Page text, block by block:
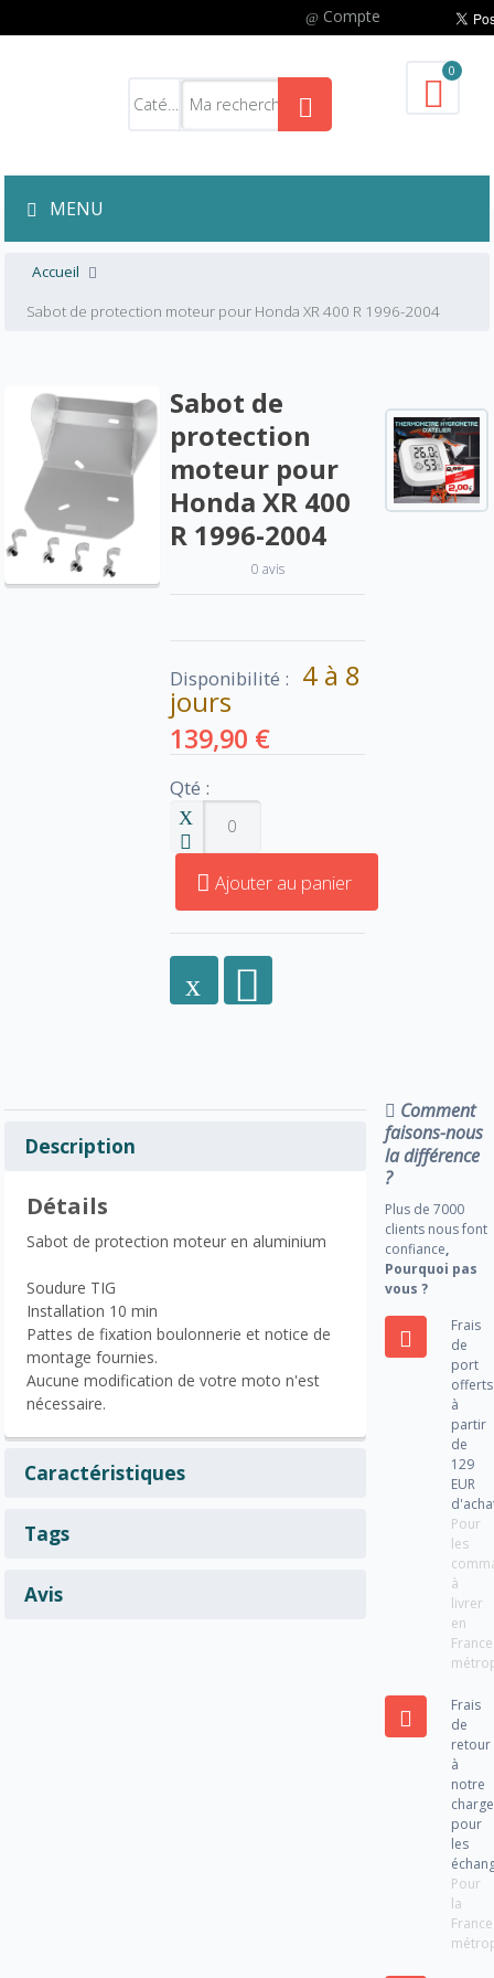
Compte
0
MENU
Accueil
Sabot de protection moteur pour Honda XR 400 R 1996-2004
Sabot de
protection
moteur pour
Honda XR 400
R 1996-2004
0 avis
Disponibilité : 4 à 8
jours
139,90 €
Qté :
Ajouter au panier
Description
Détails
Sabot de protection moteur en aluminium
Soudure TIG
Installation 10 min
Pattes de fixation boulonnerie et notice de
montage fournies.
Aucune modification de votre moto n'est
nécessaire.
Caractéristiques
Tags
Avis
Comment
faisons-nous
la différence
?
Plus de 7000
clients nous font
confiance,
Pourquoi pas
vous ?
Frais
de
port
offerts
à
partir
de
129
EUR
Pour
les
à
livrer
en
France
Frais
de
retour
à
notre
charge
pour
les
Pour
la
France